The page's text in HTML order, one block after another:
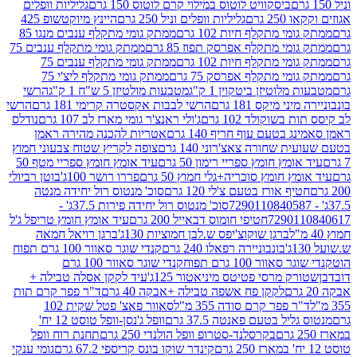
ביסקוויט לוטוס במילוי קרם לוטוס 150 גרם
גליליות וופלים
גרם
גליליות וופלים וניל 250 גרם
היינץ מיוקטשופ 425
מתקלף חיות 102 גרם
ממתק גומי מתקלף ענבים מנגו 85
מתקלף אפרסק תפוז 85 גרם
ממתק גומי מתקלף ענבים 75
מתקלף חיות 102 גרם
ממתק גומי מתקלף ענבים 75
מתקלף אפרסק 75 גרם
ממתק גומי מתקלף ליצ'י 75
ביטקוין 1 ק"ג
מטבעות מולטיזן 5 ש"ח 1 ק"ג
הרשי
מיקס 181 גרם
הרשי לבבות אקסטרה קרימי 181 גרם
הרשי
102 גרם
ג'ולי ראנצ'ר גומי מארז לב 107 גרם
נודלס
עוף חריף 140 גרם
אטריות להכנה מהירה ראמן
שחורה צאצ'רוני 140 גרם
צופה לקריץ שטוח צבעוני חמוץ
חומץ ספריי רימון 50 גרם
עיד אומץ חומץ ספריי מטף 50
חומץ סוכריה+גלי חמוץ 50 גרם
פררו רושר 100ג'
בוטן רביולי
אורז בטעם צ'לי 120 גרם
סוכ' מנטוס רול יחידה מנטה
סוכ' מנטוס רול יחידה פירות 37.5ג' -
חטיפי חומוס דבאייל 200 גרם
עיד אומץ חומץ טריפל ג'ל
ברגן שוקוצ'יפס ש.לבן חמוציות 130ג'
ברגן רויאל חמאה
בונבוניירה רפאלו 240 גרם
קנדי שוגר סאוור 100 גרם תפוח
100 גרם תפוח
קנדי שוגר סאוור 100 גרם
מרסי פטיטס מיניאטור 125ג'
עיד לקקן אסלה טבילה +
לקקן פח אשפה טבילה +אבקה 40 גרם
ד"ר פפר קרם תות
פפר קרם סודה 355 מ"ל
סאוור פאצ' פטל שקית 102
בטעם פאנטה 37.5 גרם
וופל ג'נסן-וופל טוסט 12 יח'
בקרסלנד-סטרופ וופל הולנדי 250 גרם
תחנת רוח וופל
קינדר שוקו בונס קריספי 67.2 גרם
גומי ענקי